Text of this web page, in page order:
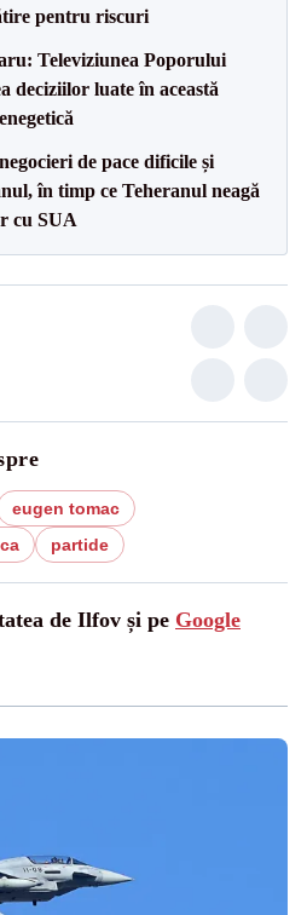
pentru riscuri
Televiziunea Poporului
deciziilor luate în această
de pace dificile și
în timp ce Teheranul neagă
cu SUA
eugen tomac
partide
de Ilfov și pe Google